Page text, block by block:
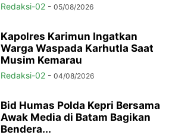
Redaksi-02 - 05/08/2026
Kapolres Karimun Ingatkan
Warga Waspada Karhutla Saat
Musim Kemarau
Redaksi-02 - 04/08/2026
Bid Humas Polda Kepri Bersama
Awak Media di Batam Bagikan
Bendera...